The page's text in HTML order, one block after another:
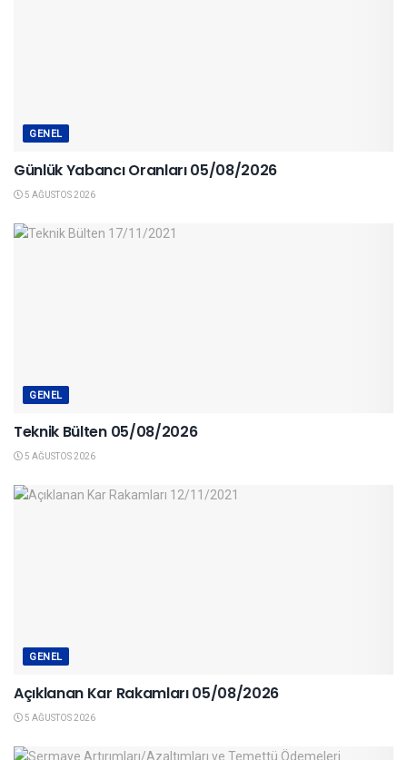
GENEL
Günlük Yabancı Oranları 05/08/2026
5 AĞUSTOS 2026
GENEL
Teknik Bülten 05/08/2026
5 AĞUSTOS 2026
GENEL
Açıklanan Kar Rakamları 05/08/2026
5 AĞUSTOS 2026